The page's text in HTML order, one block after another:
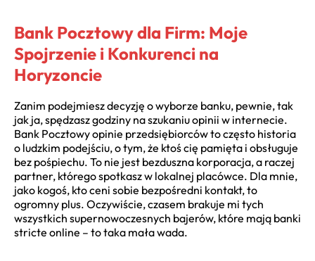
Bank Pocztowy dla Firm: Moje
Spojrzenie i Konkurenci na
Horyzoncie
Zanim podejmiesz decyzję o wyborze banku, pewnie, tak
jak ja, spędzasz godziny na szukaniu opinii w internecie.
Bank Pocztowy opinie przedsiębiorców to często historia
o ludzkim podejściu, o tym, że ktoś cię pamięta i obsługuje
bez pośpiechu. To nie jest bezduszna korporacja, a raczej
partner, którego spotkasz w lokalnej placówce. Dla mnie,
jako kogoś, kto ceni sobie bezpośredni kontakt, to
ogromny plus. Oczywiście, czasem brakuje mi tych
wszystkich supernowoczesnych bajerów, które mają banki
stricte online – to taka mała wada.